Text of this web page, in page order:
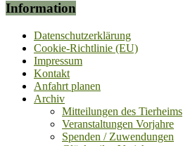
Information
Datenschutzerklärung
Cookie-Richtlinie (EU)
Impressum
Kontakt
Anfahrt planen
Archiv
Mitteilungen des Tierheims
Veranstaltungen Vorjahre
Spenden / Zuwendungen